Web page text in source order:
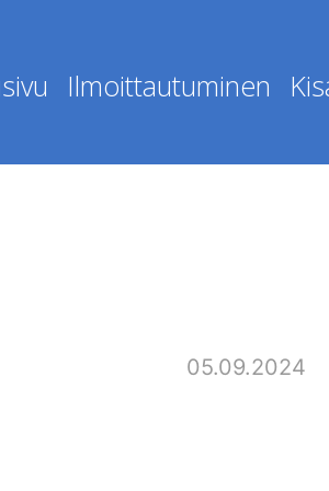
Ilmoittautuminen
05.09.2024